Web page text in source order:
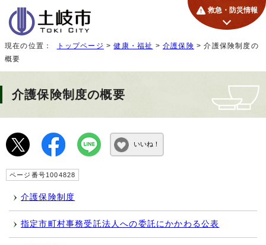
救急・防災情報
現在の位置： トップページ >健康・福祉 >介護保険 > 介護保険制度の
概要
介護保険制度の概要
いいね！
ページ番号1004828
介護保険制度
指定市町村事務受託法人への委託にかかわる公表